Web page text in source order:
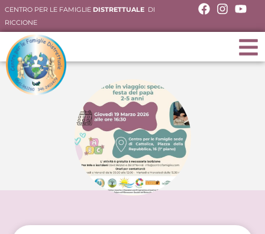
CENTRO PER LE FAMIGLIE DISTRETTUALE DI
RICCIONE